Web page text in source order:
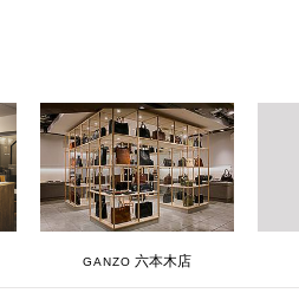
GANZO 六本木店